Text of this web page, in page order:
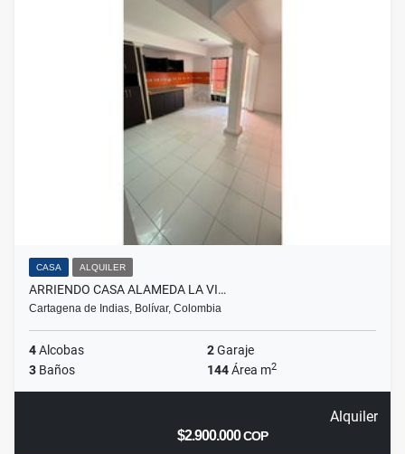
CASA ALQUILER
ARRIENDO CASA ALAMEDA LA VI…
Cartagena de Indias, Bolívar, Colombia
4Alcobas 2Garaje
3 Baños 144Área m2
Alquiler
$2.900.000COP